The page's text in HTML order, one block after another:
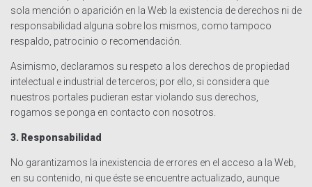
sola mención o aparición en la Web la existencia de derechos ni de
responsabilidad alguna sobre los mismos, como tampoco
respaldo, patrocinio o recomendación.
Asimismo, declaramos su respeto a los derechos de propiedad
intelectual e industrial de terceros; por ello, si considera que
nuestros portales pudieran estar violando sus derechos,
rogamos se ponga en contacto con nosotros.
3. Responsabilidad
No garantizamos la inexistencia de errores en el acceso a la Web,
en su contenido, ni que éste se encuentre actualizado, aunque